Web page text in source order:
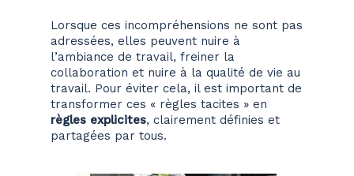
Lorsque ces incompréhensions ne sont pas
adressées, elles peuvent nuire à
l’ambiance de travail, freiner la
collaboration et nuire à la qualité de vie au
travail. Pour éviter cela, il est important de
transformer ces « règles tacites » en
règles explicites, clairement définies et
partagées par tous.